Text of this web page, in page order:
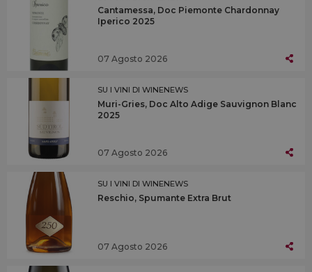
Cantamessa, Doc Piemonte Chardonnay
Iperico 2025
07 Agosto 2026
SU I VINI DI WINENEWS
Muri-Gries, Doc Alto Adige Sauvignon Blanc
2025
07 Agosto 2026
SU I VINI DI WINENEWS
Reschio, Spumante Extra Brut
07 Agosto 2026